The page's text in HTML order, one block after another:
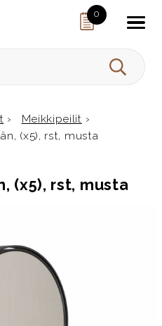
0
HAE
› Meikkipeilit ›
(x5), rst, musta
(x5), rst, musta